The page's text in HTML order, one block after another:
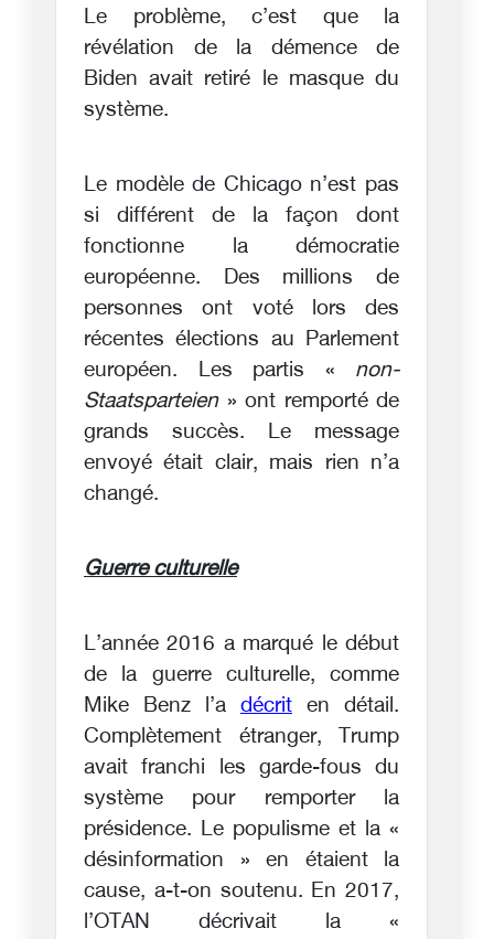
Le problème, c’est que la
révélation de la démence de
Biden avait retiré le masque du
système.
Le modèle de Chicago n’est pas
si différent de la façon dont
fonctionne la démocratie
européenne. Des millions de
personnes ont voté lors des
récentes élections au Parlement
européen. Les partis « non-
Staatsparteien» ont remporté de
grands succès. Le message
envoyé était clair, mais rien n’a
changé.
Guerre culturelle
L’année 2016 a marqué le début
de la guerre culturelle, comme
Mike Benz l’a décrit en détail.
Complètement étranger, Trump
avait franchi les garde-fous du
système pour remporter la
présidence. Le populisme et la «
désinformation » en étaient la
cause, a-t-on soutenu. En 2017,
l’OTAN décrivait la «